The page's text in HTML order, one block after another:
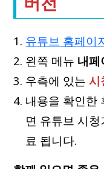
유튜브 홈페이
왼쪽 메뉴 내페
우측에 있는시
내용을 확인한
면 유튜브 시
료 됩니다.